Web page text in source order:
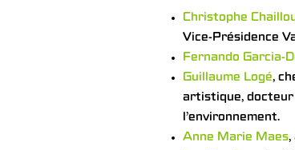
Christophe
Vice-Présidence
Fernando Garcia-
Guillaume Logé,
artistique, docteur
l’environnement.
Anne Marie Maes,